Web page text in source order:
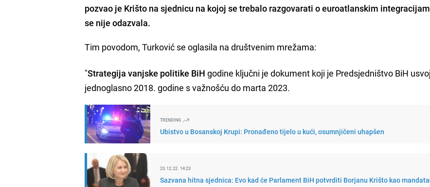
pozvao je Krišto na sjednicu na kojoj se trebalo razgovarati o euroatlanskim
se nije odazvala.
Tim povodom, Turković se oglasila na društvenim mrežama:
"Strategija vanjske politike BiH godine ključni je dokument koji je Predsjedništvo BiH
jednoglasno 2018. godine s važnošću do marta 2023.
TRENDING
Ubistvo u Bosanskoj Krupi: Pronađeno tijelo u kući, osumnjičeni uhapšen
23.12.22. 14:23
Sazvana hitna sjednica: Evo kad će Parlament BiH potvrditi Borjanu Krišto kao